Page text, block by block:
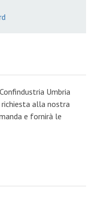
Umbria
richiesta alla nostra
e fornirà le